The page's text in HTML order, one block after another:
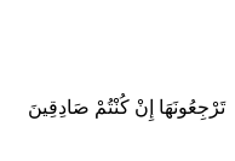
تَرْجِعُونَهَا إِنْ كُنْتُمْ صَادِقِينَ